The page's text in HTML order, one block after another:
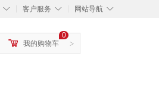
◇ ◇
客户服务 ◇
网站导航
>
0
我的购物车